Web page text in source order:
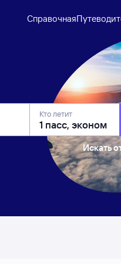
Справочная
Кто летит
Искать